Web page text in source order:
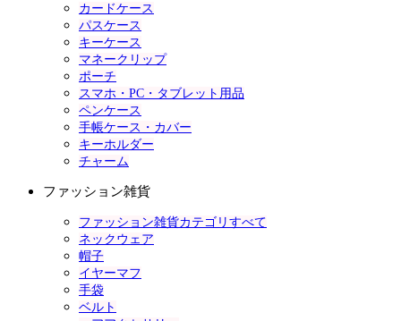
カードケース
パスケース
キーケース
マネークリップ
ポーチ
スマホ・PC・タブレット用品
ペンケース
手帳ケース・カバー
キーホルダー
チャーム
ファッション雑貨
ファッション雑貨カテゴリすべて
ネックウェア
帽子
イヤーマフ
手袋
ベルト